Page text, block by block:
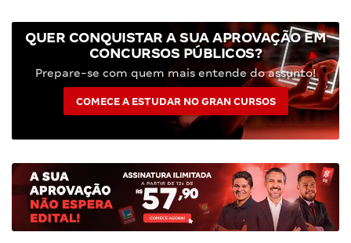
QUER CONQUISTAR A SUA APROVAÇÃO EM
CONCURSOS PÚBLICOS?
Prepare-se com quem mais entende do assunto!
COMECE A ESTUDAR NO GRAN CURSOS